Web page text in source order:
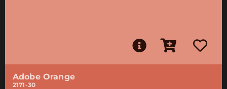
Adobe Orange
2171-30